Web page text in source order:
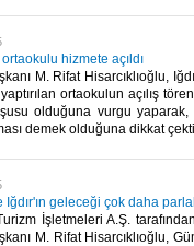
ortaokulu hizmete açıldı
M. Rifat Hisarcıklıoğlu,
ortaokulun açılış
olduğuna vurgu
demek olduğuna dikkat
Iğdır'ın geleceği çok daha
İşletmeleri A.Ş.
M. Rifat Hisarcıklıoğlu,